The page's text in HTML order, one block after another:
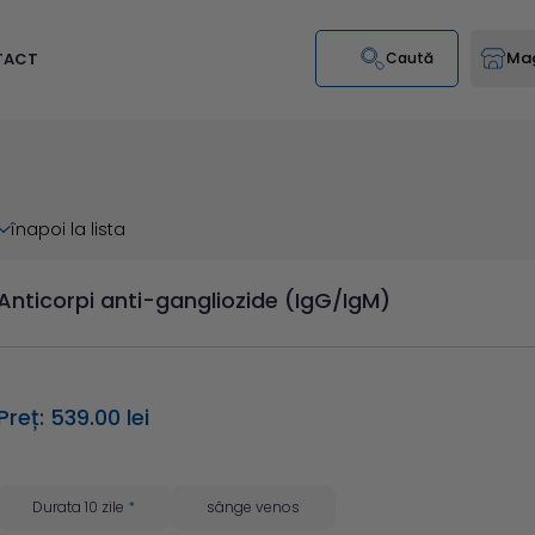
Caută
înapoi la lista
anti-gangliozide (IgG/IgM)
539.00 lei
Durata 10 zile * sânge venos